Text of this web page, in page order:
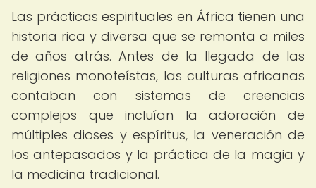
Las prácticas espirituales en África tienen una
historia rica y diversa que se remonta a miles
de años atrás. Antes de la llegada de las
religiones monoteístas, las culturas africanas
contaban con sistemas de creencias
complejos que incluían la adoración de
múltiples dioses y espíritus, la veneración de
los antepasados y la práctica de la magia y
la medicina tradicional.